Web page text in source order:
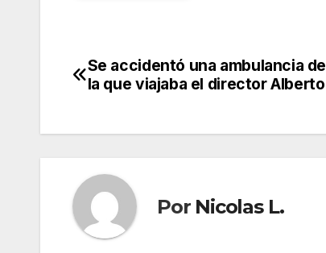
Navegación
entradas
Se accidentó una ambulancia
la que viajaba el director
Por Nicolas L.